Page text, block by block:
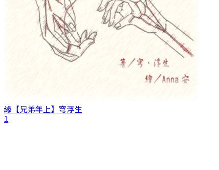
緣【兄弟年上】 穹浮生
1